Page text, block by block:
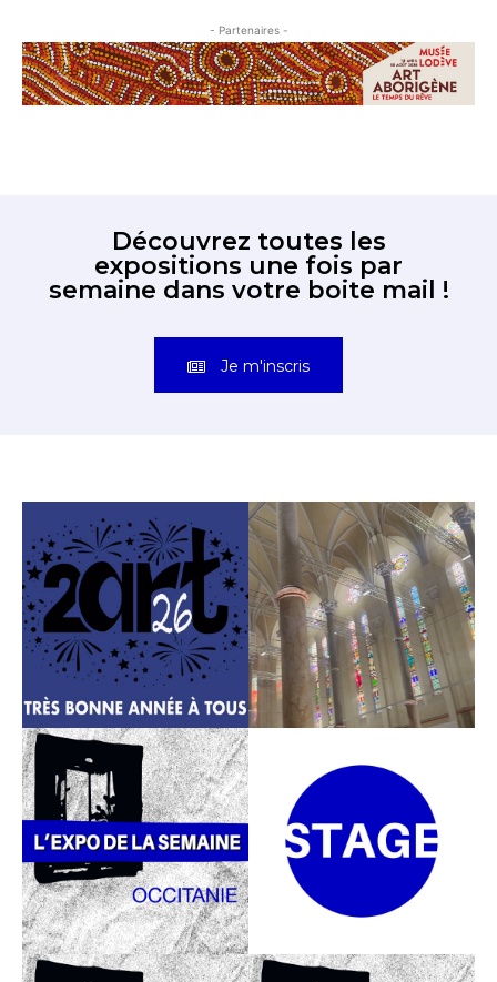
- Partenaires -
Découvrez toutes les
expositions une fois par
semaine dans votre boite mail !
Je m'inscris